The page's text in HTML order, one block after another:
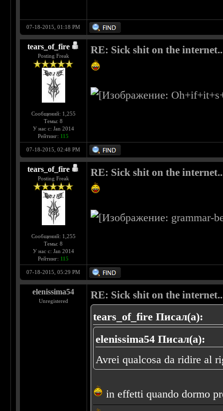
07-18-2015, 01:18 PM
tears_of_fire
Posting Freak
Сообщений: 1,255
Темы: 8
У нас с: Jan 2014
Рейтинг: 115
RE: Sick shit on the
07-18-2015, 02:48 PM
tears_of_fire
Posting Freak
Сообщений: 1,255
Темы: 8
У нас с: Jan 2014
Рейтинг: 115
RE: Sick shit on the
07-18-2015, 05:29 PM
elenissima54
Unregistered
RE: Sick shit on the
tears_of_fire Писал(а):
elenissima54 Писал(а):
Avrei qualcosa da ridire al
in effetti quando dormo